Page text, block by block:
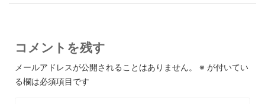
コメントを残す
メールアドレスが公開されることはありません。 ※ が付いてい
る欄は必須項目です